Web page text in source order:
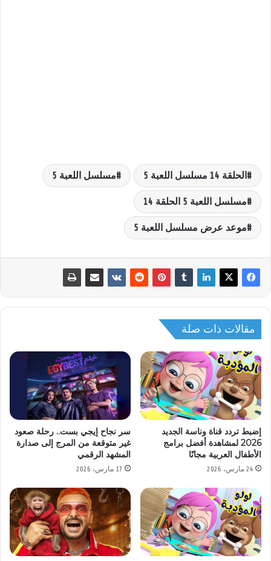
الحلقة 14 مسلسل اللعبة 5 مسلسل اللعبة 5
مسلسل اللعبة 5 الحلقة 14
موعد عرض مسلسل اللعبة 5
مقالات ذات صلة
إضبط تردد قناة وناسة الجديد
2026 لمشاهدة أفضل برامج
الأطفال العربية مجانًا
24 مارس، 2026
سر نجاح إيجي بست.. رحلة صعود
غير متوقعة من المرج إلى صدارة
المشهد الرقمي
17 مارس، 2026